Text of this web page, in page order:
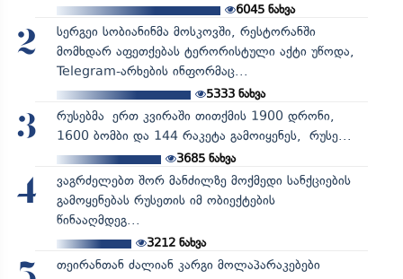
6045 ნახვა
2
სერგეი სობიანინმა მოსკოვში, რესტორანში
მომხდარ აფეთქებას ტერორისტული აქტი უწოდა,
Telegram-არხების ინფორმაც...
5333ნახვა
3
რუსებმა ერთ კვირაში თითქმის 1900 დრონი,
1600 ბომბი და 144 რაკეტა გამოიყენეს, რუსე...
3685ნახვა
4
ვაგრძელებთ შორ მანძილზე მოქმედი სანქციების
გამოყენებას რუსეთის იმ ობიექტების
წინააღმდეგ...
3212ნახვა
თეირანთან ძალიან კარგი მოლაპარაკებები